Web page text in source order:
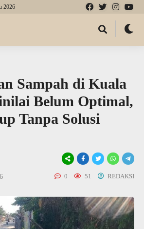
2026
Sampah di Kuala
Belum Optimal,
Tanpa Solusi
0 51 REDAKSI